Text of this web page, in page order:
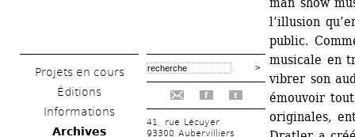
Projets en cours
Éditions
Informations
Archives
f t
41, rue Lécuyer
93300 Aubervilliers
l’illusion
public.
musicale en
vibrer son
émouvoir
originales,